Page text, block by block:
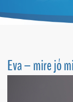
Eva – mire jó